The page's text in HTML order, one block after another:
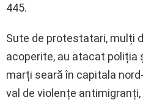
445.
Sute de protestatari, mulți
acoperite, au atacat poliția
marți seară în capitala
val de violențe